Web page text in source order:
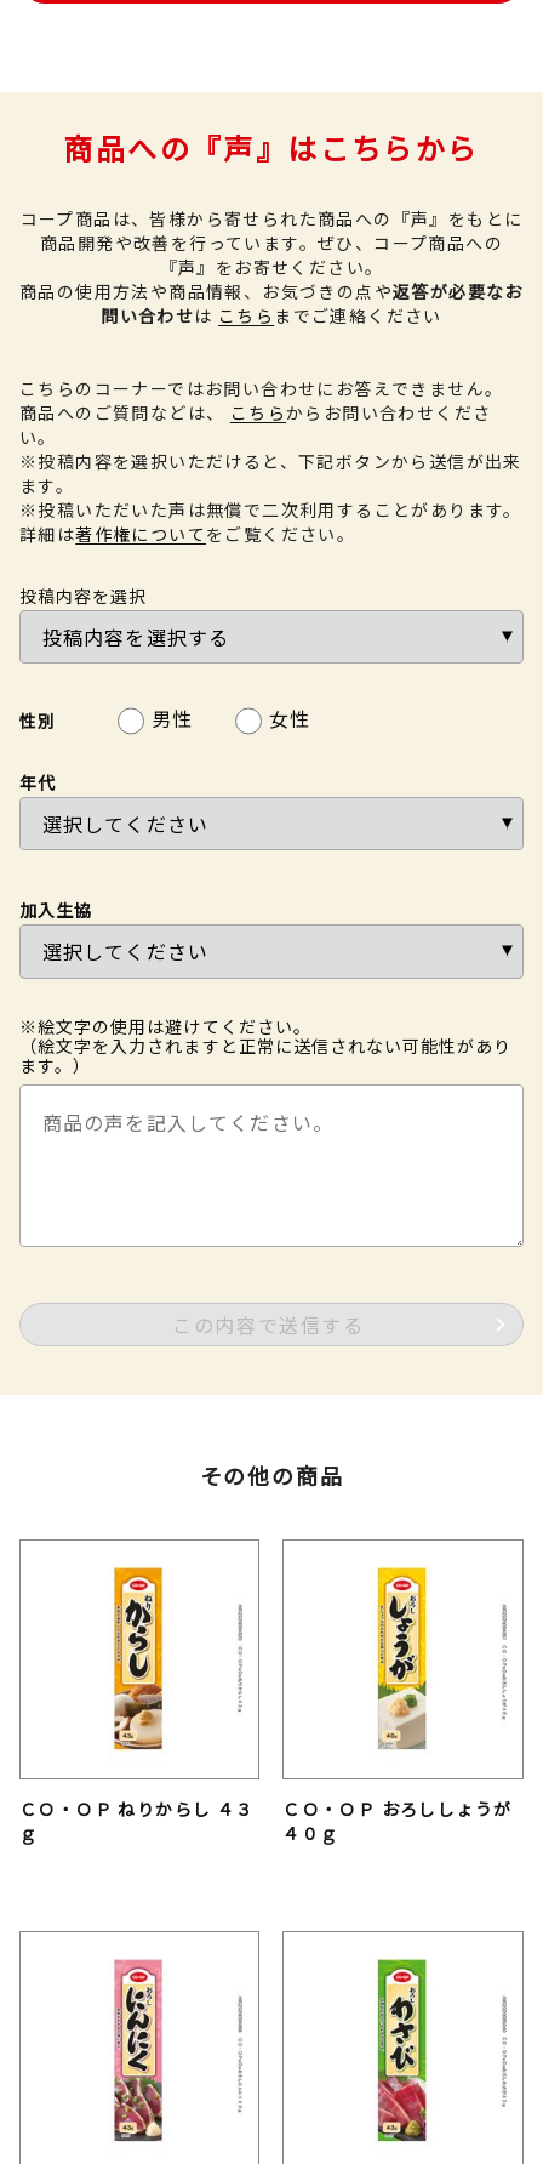
商品への『声』はこちらから
コープ商品は、皆様から寄せられた商品への『声』をもとに
商品開発や改善を行っています。 ぜひ、コープ商品への
『声』をお寄せください。
商品の使用方法や商品情報、お気づきの点や返答が必要なお
問い合わせは こちら までご連絡ください
こちらのコーナーではお問い合わせにお答えできません。
商品へのご質問などは、
こちらからお問い合わせくださ
い。
※投稿内容を選択いただけると、下記ボタンから送信が出来
ます。
※投稿いただいた声は無償で二次利用することがあります。
詳細は著作権について をご覧ください。
投稿内容を選択
性別 男性 女性
年代
加入生協
※絵文字の使用は避けてください。
（絵文字を入力されますと正常に送信されない可能性があり
ます。）
この内容で送信する
その他の商品
ＣＯ・ＯＰ ねりからし ４３
ｇ
ＣＯ・ＯＰ おろししょうが
４０ｇ